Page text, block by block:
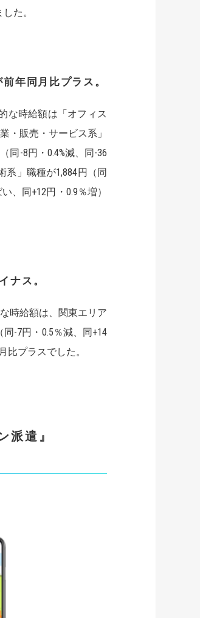
た。
前年同月比プラス。
な時給額は「オフィス
・販売・サービス系」
同-8円・0.4%減、同-36
系」職種が1,884円（同
、同+12円・0.9％増）
ナス。
時給額は、関東エリア
同-7円・0.5％減、同+14
比プラスでした。
派遣』